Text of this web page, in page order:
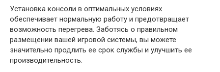
Установка консоли в оптимальных условиях
обеспечивает нормальную работу и предотвращает
возможность перегрева. Заботясь о правильном
размещении вашей игровой системы, вы можете
значительно продлить ее срок службы и улучшить ее
производительность.